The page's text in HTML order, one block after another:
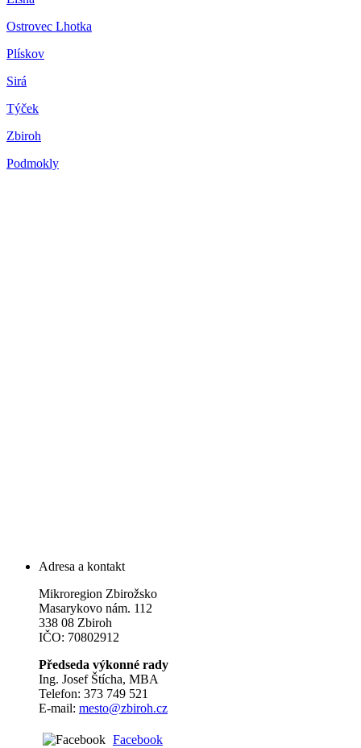
Ostrovec Lhotka
Plískov
Sirá
Týček
Zbiroh
Podmokly
Adresa a kontakt
Mikroregion Zbirožsko
Masarykovo nám. 112
338 08 Zbiroh
IČO: 70802912
Předseda výkonné rady
Ing. Josef Štícha, MBA
Telefon: 373 749 521
E-mail: mesto@zbiroh.cz
Facebook